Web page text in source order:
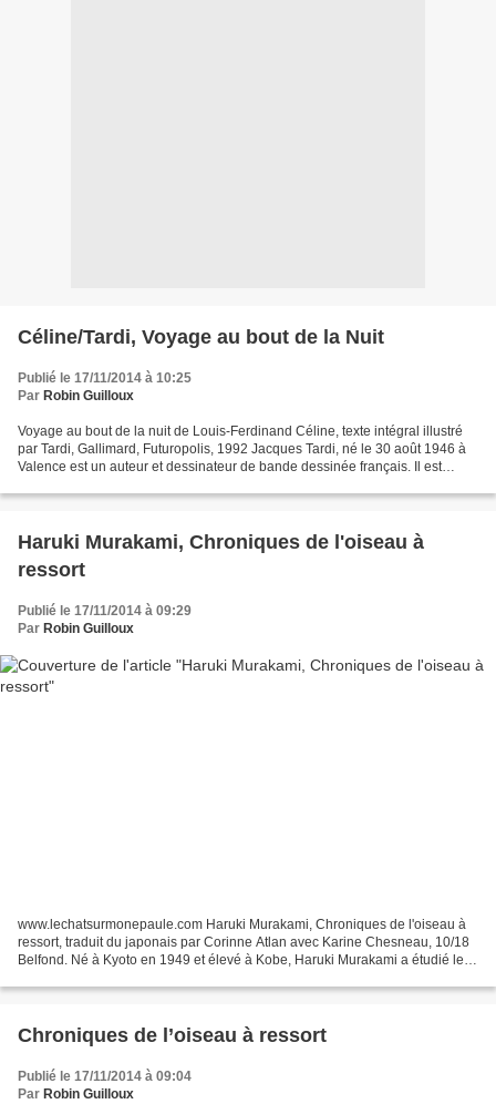
Céline/Tardi, Voyage au bout de la Nuit
Publié le 17/11/2014 à 10:25
Par Robin Guilloux
Voyage au bout de la nuit de Louis-Ferdinand Céline, texte intégral illustré
par Tardi, Gallimard, Futuropolis, 1992 Jacques Tardi, né le 30 août 1946 à
Valence est un auteur et dessinateur de bande dessinée français. Il est
Haruki Murakami, Chroniques de l'oiseau à
ressort
Publié le 17/11/2014 à 09:29
Par Robin Guilloux
www.lechatsurmonepaule.com Haruki Murakami, Chroniques de l'oiseau à
ressort, traduit du japonais par Corinne Atlan avec Karine Chesneau, 10/18
Belfond. Né à Kyoto en 1949 et élevé à Kobe, Haruki Murakami a étudié le
Chroniques de l’oiseau à ressort
Publié le 17/11/2014 à 09:04
Par Robin Guilloux